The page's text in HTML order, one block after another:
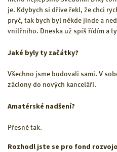
je. Kdybych si dříve řekl, že chci
pryč, tak bych byl někde jinde a
vnitřního. Dneska už spíš řídím a
Jaké byly ty začátky?
Všechno jsme budovali sami. V
záclony do nových kanceláří.
Amatérské nadšení?
Přesně tak.
Rozhodl jste se pro fond